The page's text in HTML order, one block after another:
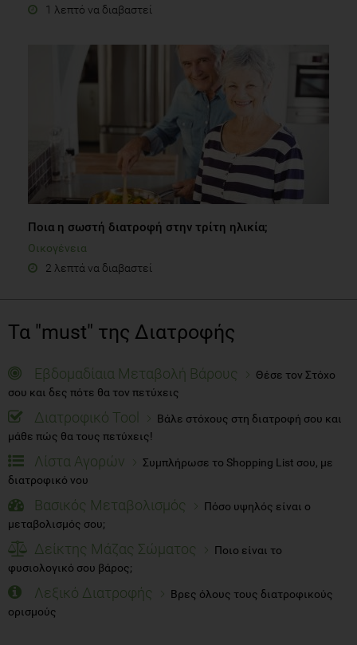
1 λεπτό να διαβαστεί
Ποια η σωστή διατροφή στην τρίτη ηλικία;
Οικογένεια
2 λεπτά να διαβαστεί
Τα "must" της Διατροφής
Εβδομαδίαια Μεταβολή Βάρους
Θέσε τον Στόχο
σου και δες πότε θα τον πετύχεις
Διατροφικό Tool
Βάλε στόχους στη διατροφή σου και
μάθε πώς θα τους πετύχεις!
Λίστα Αγορών
Συμπλήρωσε το Shopping List σου, με
διατροφικό νου
Βασικός Μεταβολισμός
Πόσο υψηλός είναι ο
μεταβολισμός σου;
Δείκτης Μάζας Σώματος
Ποιο είναι το
φυσιολογικό σου βάρος;
Λεξικό Διατροφής
Βρες όλους τους διατροφικούς
ορισμούς